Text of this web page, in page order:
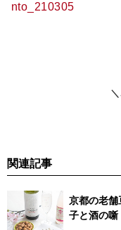
nto_210305
関連記事
京都の老舗
子と酒の噺